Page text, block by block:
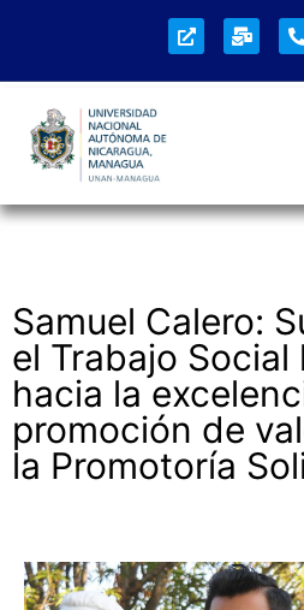
Samuel Calero:
el Trabajo Social
hacia la
promoción de
la Promotoría